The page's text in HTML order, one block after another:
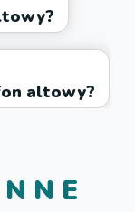
altowy?